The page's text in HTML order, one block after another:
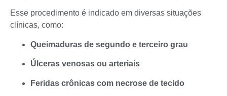
Esse procedimento é indicado em diversas situações
clínicas, como:
Queimaduras de segundo e terceiro grau
Úlceras venosas ou arteriais
Feridas crônicas com necrose de tecido